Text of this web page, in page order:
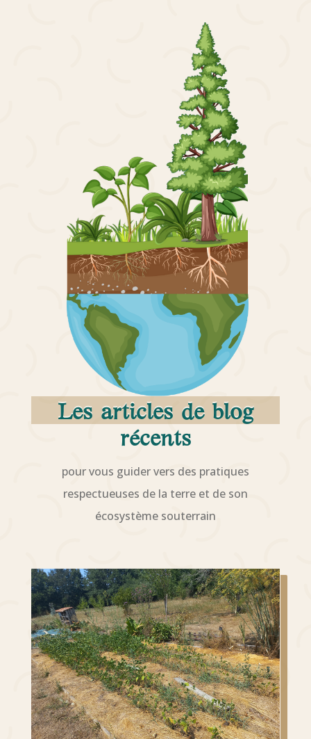
Les articles de blog
récents
pour vous guider vers des pratiques
respectueuses de la terre et de son
écosystème souterrain